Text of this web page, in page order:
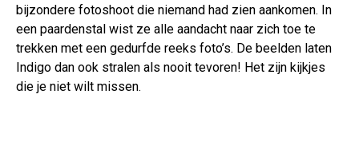
bijzondere fotoshoot die niemand had zien aankomen. In
een paardenstal wist ze alle aandacht naar zich toe te
trekken met een gedurfde reeks foto’s. De beelden laten
Indigo dan ook stralen als nooit tevoren! Het zijn kijkjes
die je niet wilt missen.